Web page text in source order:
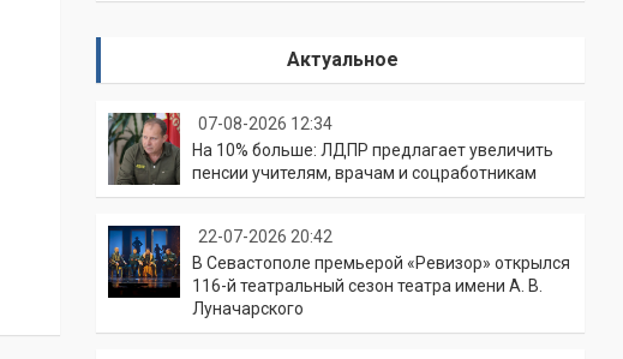
Актуальное
07-08-2026 12:34
На 10% больше: ЛДПР предлагает увеличить
пенсии учителям, врачам и соцработникам
22-07-2026 20:42
В Севастополе премьерой «Ревизор» открылся
116-й театральный сезон театра имени А. В.
Луначарского